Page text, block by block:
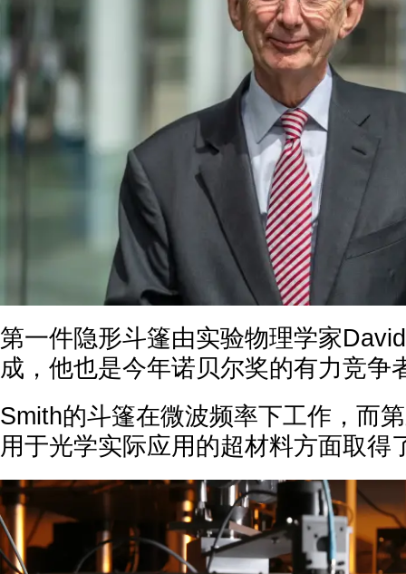
第一件隐形斗篷由实验物理学家
成，他也是今年诺贝尔奖的有力竞争
Smith的斗篷在微波频率下工作，而
用于光学实际应用的超材料方面取得